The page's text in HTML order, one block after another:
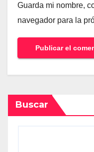
Guarda mi nombre,
navegador para la
Buscar